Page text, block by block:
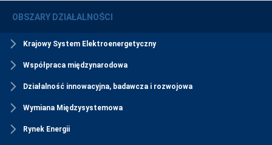
OBSZARY DZIAŁALNOŚCI
Krajowy System Elektroenergetyczny
Współpraca międzynarodowa
Działalność innowacyjna, badawcza i rozwojowa
Wymiana Międzysystemowa
Rynek Energii